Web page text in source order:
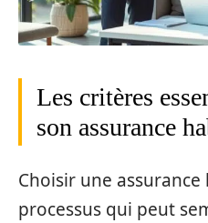
Les critères
son assurance
Choisir une
processus qui peut